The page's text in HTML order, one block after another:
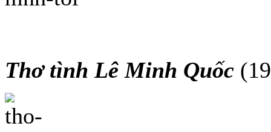
Thơ tình Lê Minh Quốc